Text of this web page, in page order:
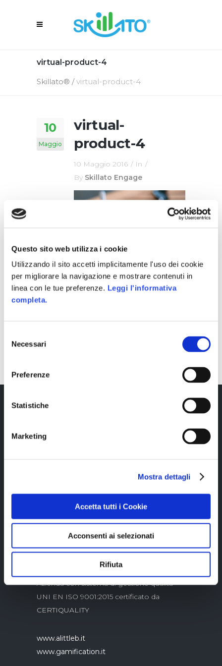
Questo sito web utilizza i cookie
Utilizzando il sito accetti implicitamente l'uso dei cookie
per migliorare la navigazione e mostrare contenuti in
linea con le tue preferenze. Leggi l'informativa
completa.
delNecessari
Preferenze
Statistiche
Marketing
Mostra dettagli
Accetta tutti i Cookie
Acconsenti ai selezionati
Rifiuta
virtual-product-4
Skillato® /virtual-product-4
10
Maggio
virtual-
product-4
10 Maggio 2016
In
By Skillato Engage
Azienda con sistema di gestione qualità
UNI EN ISO 9001:2015 certificato da
CERTIQUALITY
www.alittleb.it
www.gamification.it